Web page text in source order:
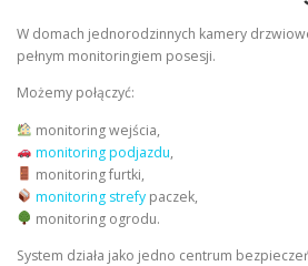
W domach jednorodzinnych kamery
pełnym monitoringiem posesji.
Możemy połączyć:
monitoring wejścia,
monitoring podjazdu,
monitoring furtki,
monitoring strefypaczek,
monitoring ogrodu.
System działa jako jedno centrum